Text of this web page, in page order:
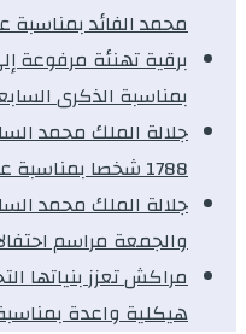
محمد الفائد بمناسبة
برقية تهنئة مرفوعة
بمناسبة الذكرى
جلالة الملك محمد
1788 شخصا بمناسبة عيد العرش المجيد
جلالة الملك محمد
والجمعة مراسم
مراكش تعزز بنياتها
هيكلية واعدة